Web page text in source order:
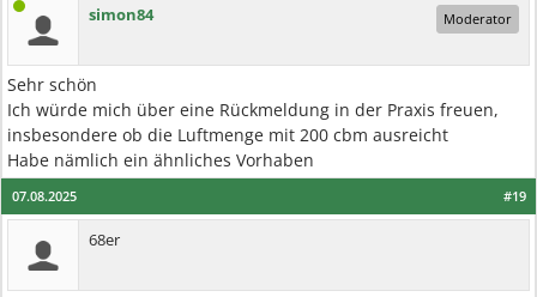
simon84 Moderator
Sehr schön
Ich würde mich über eine Rückmeldung in der Praxis freuen,
insbesondere ob die Luftmenge mit 200 cbm ausreicht
Habe nämlich ein ähnliches Vorhaben
#19
07.08.2025
68er